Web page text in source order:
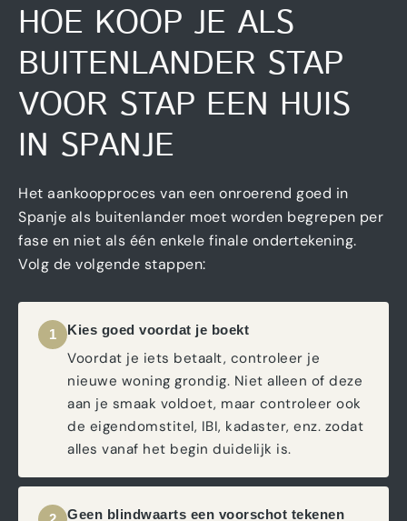
HOE KOOP JE ALS
BUITENLANDER STAP
VOOR STAP EEN HUIS
IN SPANJE
Het aankoopproces van een onroerend goed in
Spanje als buitenlander moet worden begrepen per
fase en niet als één enkele finale ondertekening.
Volg de volgende stappen:
1 Kies goed voordat je boekt
Voordat je iets betaalt, controleer je
nieuwe woning grondig. Niet alleen of deze
aan je smaak voldoet, maar controleer ook
de eigendomstitel, IBI, kadaster, enz. zodat
alles vanaf het begin duidelijk is.
Geen blindwaarts een voorschot tekenen